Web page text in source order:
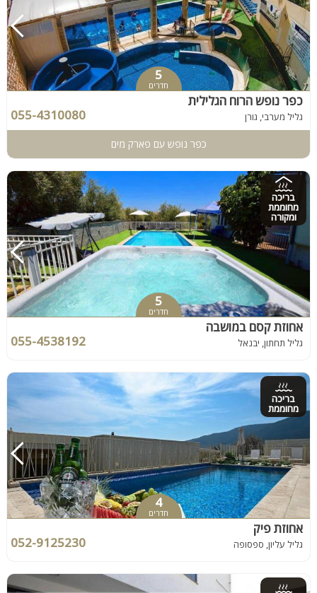
5
חדרים
כפר נופש הרוח הגלילית
גליל מערבי, גורן 055-4310080
כפר נופש עם פארק מים
בריכה
מחוממת
ומקורה
5
חדרים
אחוזת קסם במושבה
גליל תחתון, יבנאל 055-4538192
בריכה
מחוממת
4
חדרים
אחוזת פיק
גליל עליון, ספסופה 052-9125230